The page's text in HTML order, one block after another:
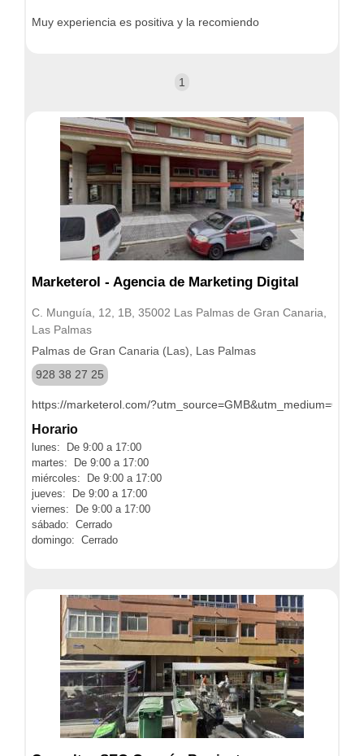
Muy experiencia es positiva y la recomiendo
1
Marketerol - Agencia de Marketing Digital
C. Munguía, 12, 1B, 35002 Las Palmas de Gran Canaria,
Las Palmas
Palmas de Gran Canaria (Las), Las Palmas
928 38 27 25
https://marketerol.com/
Horario
lunes: De 9:00 a 17:00
martes: De 9:00 a 17:00
miércoles: De 9:00 a 17:00
jueves: De 9:00 a 17:00
viernes: De 9:00 a 17:00
sábado: Cerrado
domingo: Cerrado